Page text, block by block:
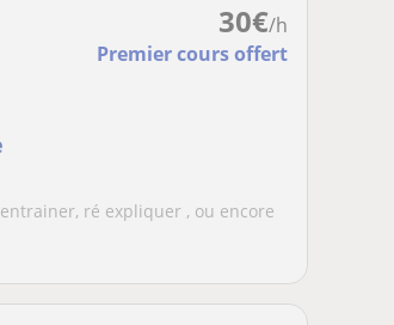
30€/h
Premier cours offert
ré expliquer , ou encore